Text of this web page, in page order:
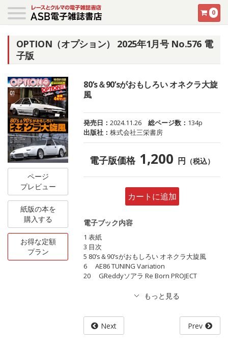
0
OPTION（オプション） 2025年1月号 No.576 電
子版
ページ
プレビュー
紙版の本を
購入する
お得な定額
プラン
80’s＆90’sがおもしろい オネクラ大旋
風
発売日：2024.11.26 総ページ数： 134p
出版社：株式会社三栄書房
電子版価格 1,200 円 （税込）
カートに追加
電子ブック内容
1 表紙
3 目次
5 80’s＆90’sがおもしろい オネクラ大旋風
6 AE86 TUNING Variation
20 GReddyソアラ Re Born PROJECT
Next Prev